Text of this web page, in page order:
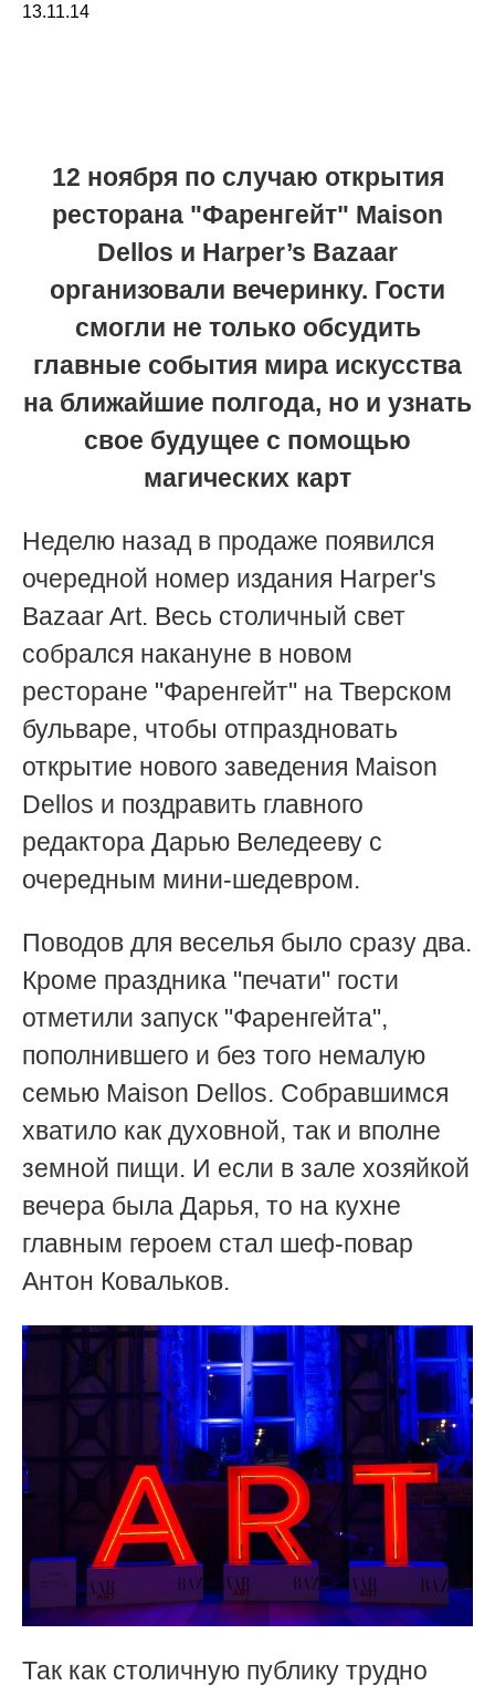
13.11.14
12 ноября по случаю открытия
ресторана "Фаренгейт" Maison
Dellos и Harper’s Bazaar
организовали вечеринку. Гости
смогли не только обсудить
главные события мира искусства
на ближайшие полгода, но и узнать
свое будущее с помощью
магических карт
Неделю назад в продаже появился
очередной номер издания Harper's
Bazaar Art. Весь столичный свет
собрался накануне в новом
ресторане "Фаренгейт" на Тверском
бульваре, чтобы отпраздновать
открытие нового заведения Maison
Dellos и поздравить главного
редактора Дарью Веледееву с
очередным мини-шедевром.
Поводов для веселья было сразу два.
Кроме праздника "печати" гости
отметили запуск "Фаренгейта",
пополнившего и без того немалую
семью Maison Dellos. Собравшимся
хватило как духовной, так и вполне
земной пищи. И если в зале хозяйкой
вечера была Дарья, то на кухне
главным героем стал шеф-повар
Антон Ковальков.
Так как столичную публику трудно